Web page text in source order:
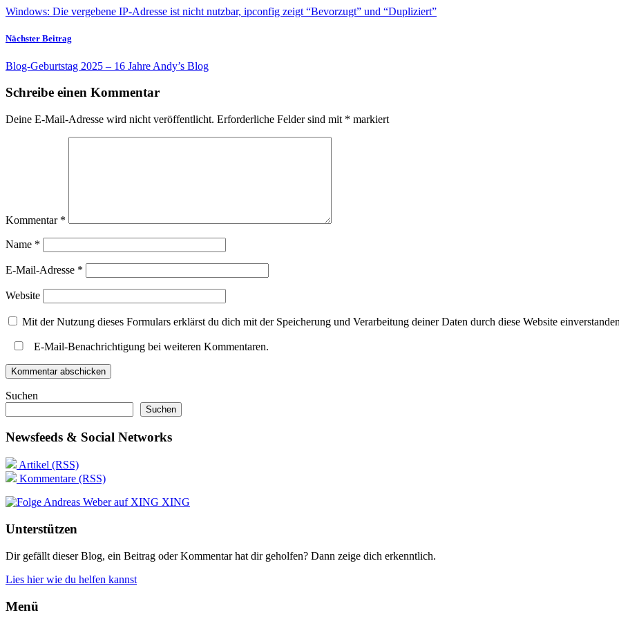
Windows: Die vergebene IP-Adresse ist nicht nutzbar, ipconfig zeigt “Bevorzugt” und “Dupliziert”
Nächster Beitrag
Blog-Geburtstag 2025 – 16 Jahre Andy’s Blog
Schreibe einen Kommentar
Deine E-Mail-Adresse wird nicht veröffentlicht. Erforderliche Felder sind mit * markiert
Kommentar *
Name *
E-Mail-Adresse *
Website
Mit der Nutzung dieses Formulars erklärst du dich mit der Speicherung und Verarbeitung deiner Daten durch diese Website
E-Mail-Benachrichtigung bei weiteren Kommentaren.
Suchen
Suchen
Newsfeeds & Social Networks
Artikel (RSS)
Kommentare (RSS)
XING
Unterstützen
Dir gefällt dieser Blog, ein Beitrag oder Kommentar hat dir geholfen? Dann zeige dich erkenntlich.
Lies hier wie du helfen kannst
Menü